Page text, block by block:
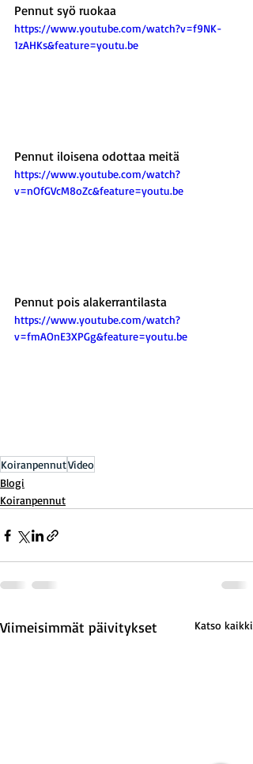
Pennut syö ruokaa
https://www.youtube.com/watch?v=f9NK-
1zAHKs&feature=youtu.be
Pennut iloisena odottaa meitä
https://www.youtube.com/watch?
v=nOfGVcM8oZc&feature=youtu.be
Pennut pois alakerrantilasta
https://www.youtube.com/watch?
v=fmAOnE3XPGg&feature=youtu.be
KoiranpennutVideo
Blogi
Koiranpennut
Viimeisimmät päivitykset Katso kaikki